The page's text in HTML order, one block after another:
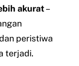
akurat–
peristiwa
terjadi.